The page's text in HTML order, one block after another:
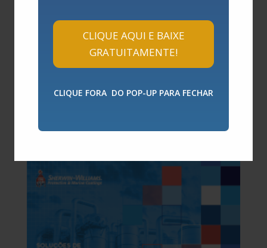
CLIQUE AQUI E BAIXE
GRATUITAMENTE!
CLIQUE FORA DO POP-UP PARA FECHAR
Categorias